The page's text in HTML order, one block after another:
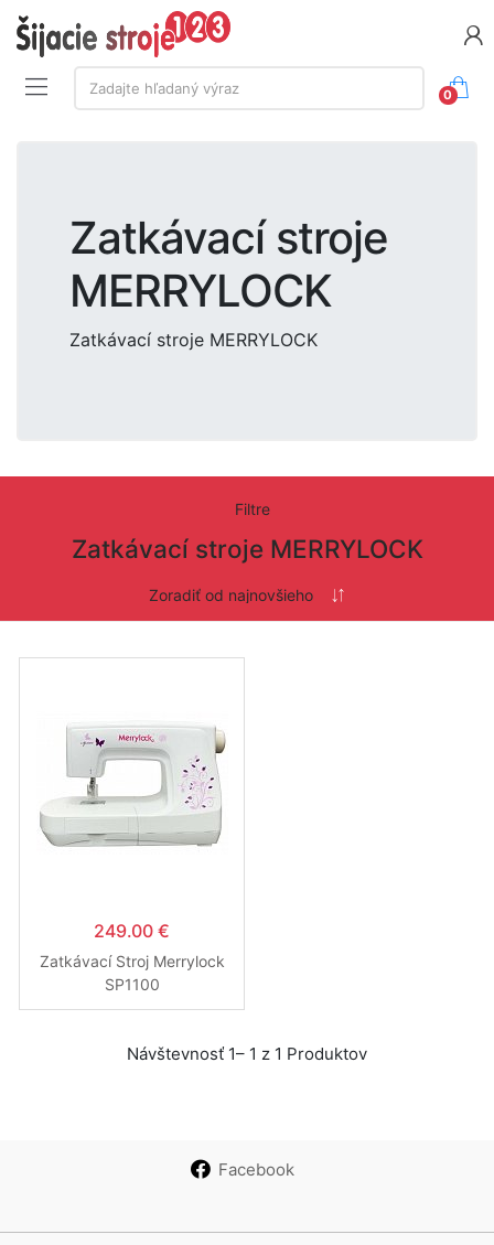
Vyhľadávanie:
Zadajte hľadaný výraz
0
Zatkávací stroje
MERRYLOCK
Zatkávací stroje MERRYLOCK
Filtre
Zatkávací stroje MERRYLOCK
249.00 €
Zatkávací Stroj Merrylock
SP1100
Návštevnosť 1– 1 z 1 Produktov
Facebook